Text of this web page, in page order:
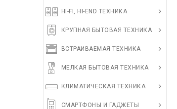
HI-FI, HI-END ТЕХНИКА
КРУПНАЯ БЫТОВАЯ ТЕХНИКА
ВСТРАИВАЕМАЯ ТЕХНИКА
МЕЛКАЯ БЫТОВАЯ ТЕХНИКА
КЛИМАТИЧЕСКАЯ ТЕХНИКА
СМАРТФОНЫ И ГАДЖЕТЫ